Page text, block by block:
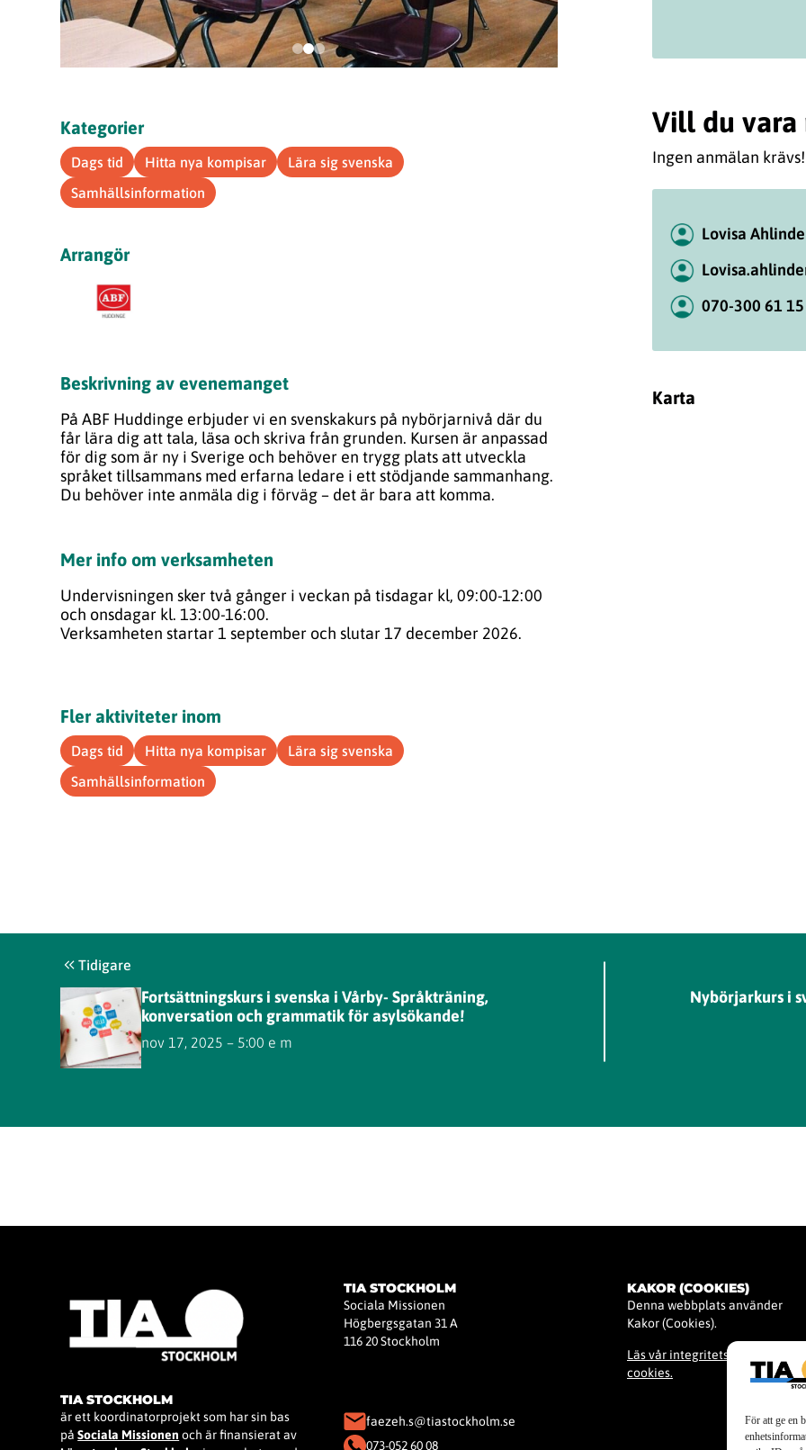
För att ge en
Kategorier
Dags tid Hitta nya kompisar
Lära sig svenska
Samhällsinformation
Arrangör
Beskrivning av evenemanget
På ABF Huddinge erbjuder vi ensvenskakurs på nybörjarnivå där du
får lära dig att tala, läsa och skriva från grunden. Kursen är anpassad
för dig som är ny i Sverige och behöver en trygg plats att utveckla
språket tillsammans med erfarna ledare i ett stödjande sammanhang.
Du behöver inte anmäla dig i förväg – det är bara att komma.
Mer info om verksamheten
Undervisningen sker två gånger i veckan på tisdagar kl, 09:00-12:00
och onsdagar kl. 13:00-16:00.
Verksamheten startar 1 september och slutar 17 december 2026.
Fler aktiviteter inom
Dags tid Hitta nya kompisar
Lära sig svenska
Samhällsinformation
Vill du vara
Ingen anmälan krävs!
Lovisa
070-300 61 15
Karta
Tidigare
Fortsättningskurs i svenska i Vårby- Språkträning,
konversation och grammatik för asylsökande!
nov 17, 2025 – 5:00 e m
Nybörjarkurs i
TIA STOCKHOLM
är ett koordinatorprojekt som har sin bas
påSociala Missionen och är finansierat av
TIA STOCKHOLM
Sociala Missionen
Högbergsgatan 31 A
116 20 Stockholm
faezeh.s@tiastockholm.se
073-052 60 08
KAKOR (COOKIES)
Denna webbplats använder
Kakor (Cookies).
Läs vår integritetspolicy för
cookies.